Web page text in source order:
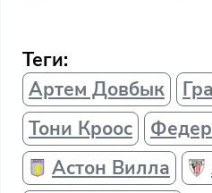
Теги:
Артем Довбык
Тони Кроос
Астон Вилла